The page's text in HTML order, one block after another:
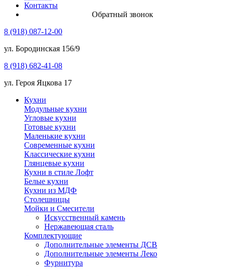
Контакты
Обратный звонок
8 (918) 087-12-00
ул. Бородинская 156/9
8 (918) 682-41-08
ул. Героя Яцкова 17
Кухни
Модульные кухни
Угловые кухни
Готовые кухни
Маленькие кухни
Современные кухни
Классические кухни
Глянцевые кухни
Кухни в стиле Лофт
Белые кухни
Кухни из МДФ
Столешницы
Мойки и Смесители
Искусственный камень
Нержавеющая сталь
Комплектующие
Дополнительные элементы ДСВ
Дополнительные элементы Леко
Фурнитура